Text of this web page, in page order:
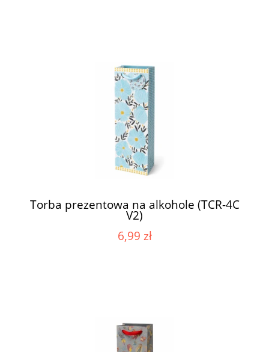
Torba prezentowa na alkohole (TCR-4C
V2)
6,99 zł